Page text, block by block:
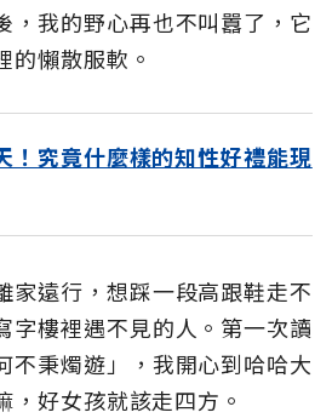
，我的野心再也不叫囂了，它
的懶散服軟。
！究竟什麼樣的知性好禮能現
家遠行，想踩一段高跟鞋走不
字樓裡遇不見的人。第一次讀
不秉燭遊」，我開心到哈哈大
，好女孩就該走四方。